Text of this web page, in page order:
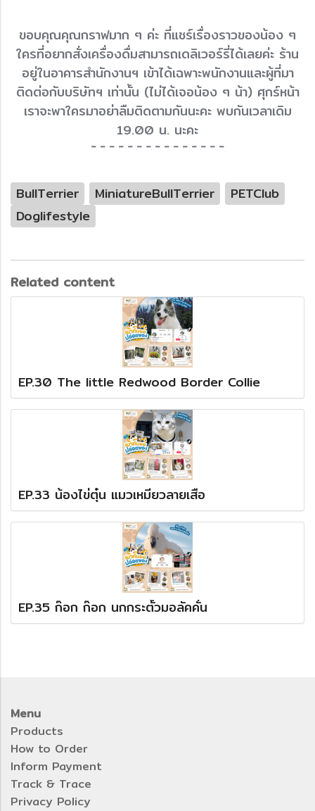
ขอบคุณคุณกราฟมาก ๆ ค่ะ ที่แชร์เรื่องราวของน้อง ๆ
ใครที่อยากสั่งเครื่องดื่มสามารถเดลิเวอร์รี่ได้เลยค่ะ ร้าน
อยู่ในอาคารสำนักงานฯ เข้าได้เฉพาะพนักงานและผู้ที่มา
ติดต่อกับบริษัทฯ เท่านั้น (ไม่ได้เจอน้อง ๆ น้า) ศุกร์หน้า
เราจะพาใครมาอย่าลืมติดตามกันนะคะ พบกันเวลาเดิม
19.00 น. นะคะ
- - - - - - - - - - - - - - -
BullTerrier MiniatureBullTerrier
PETClub
Doglifestyle
Related content
EP.30 The little Redwood Border Collie
EP.33 น้องไข่ตุ๋น แมวเหมียวลายเสือ
EP.35 ก๊อก ก๊อก นกกระตั้วมอลัคคั่น
Menu
Products
How to Order
Inform Payment
Track & Trace
Privacy Policy